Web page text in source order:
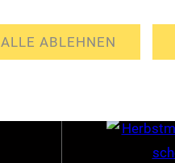
Partner
ALLE ABLEHNEN